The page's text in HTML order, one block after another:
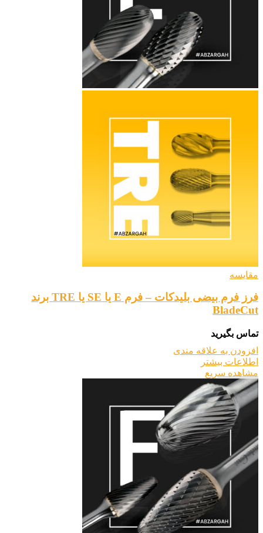
مقایسه
فرز فرم بیضی بلیدکات – فرم E یا SE یا TRE برند
BladeCut
تماس بگیرید
افزودن به علاقه مندی
اطلاعات بیشتر
مشاهده سریع